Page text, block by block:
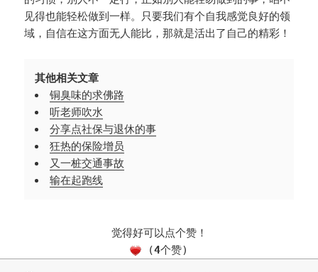
见得也能轻松做到一样。只要我们有个自我感觉良好的领
域，自信在这方面无人能比，那就是活出了自己的精彩！
其他相关文章
铜臭味的求佛路
听老师吹水
分享点社保与退休的事
狂热的保险增员
又一桩交通事故
输在起跑线
觉得好可以点个赞！
(4个赞)